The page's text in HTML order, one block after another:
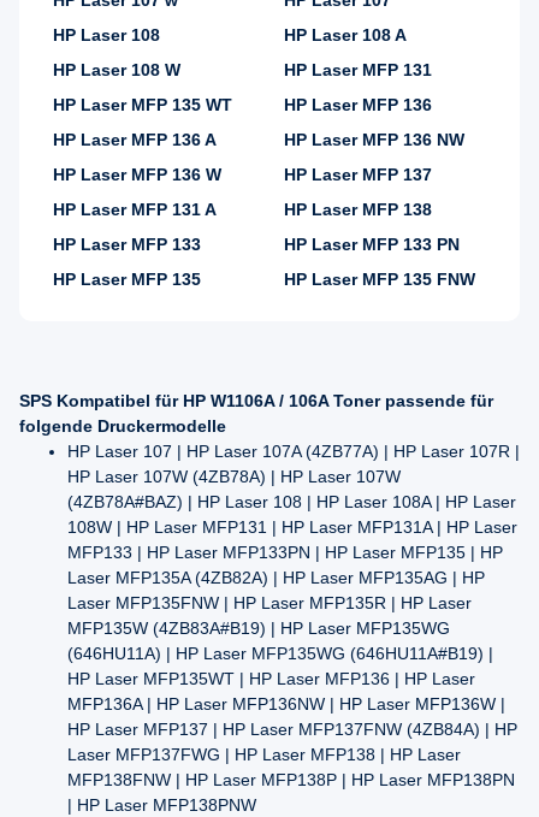
HP Laser 108
HP Laser 108 A
HP Laser 108 W
HP Laser MFP 131
HP Laser MFP 135 WT
HP Laser MFP 136
HP Laser MFP 136 A
HP Laser MFP 136 NW
HP Laser MFP 136 W
HP Laser MFP 137
HP Laser MFP 131 A
HP Laser MFP 138
HP Laser MFP 133
HP Laser MFP 133 PN
HP Laser MFP 135
HP Laser MFP 135 FNW
SPS Kompatibel für HP W1106A / 106A Toner passende für
folgende Druckermodelle
HP Laser 107 | HP Laser 107A (4ZB77A) | HP Laser 107R |
HP Laser 107W (4ZB78A) | HP Laser 107W
(4ZB78A#BAZ) | HP Laser 108 | HP Laser 108A | HP Laser
108W | HP Laser MFP131 | HP Laser MFP131A | HP Laser
MFP133 | HP Laser MFP133PN | HP Laser MFP135 | HP
Laser MFP135A (4ZB82A) | HP Laser MFP135AG | HP
Laser MFP135FNW | HP Laser MFP135R | HP Laser
MFP135W (4ZB83A#B19) | HP Laser MFP135WG
(646HU11A) | HP Laser MFP135WG (646HU11A#B19) |
HP Laser MFP135WT | HP Laser MFP136 | HP Laser
MFP136A | HP Laser MFP136NW | HP Laser MFP136W |
HP Laser MFP137 | HP Laser MFP137FNW (4ZB84A) | HP
Laser MFP137FWG | HP Laser MFP138 | HP Laser
MFP138FNW | HP Laser MFP138P | HP Laser MFP138PN
| HP Laser MFP138PNW